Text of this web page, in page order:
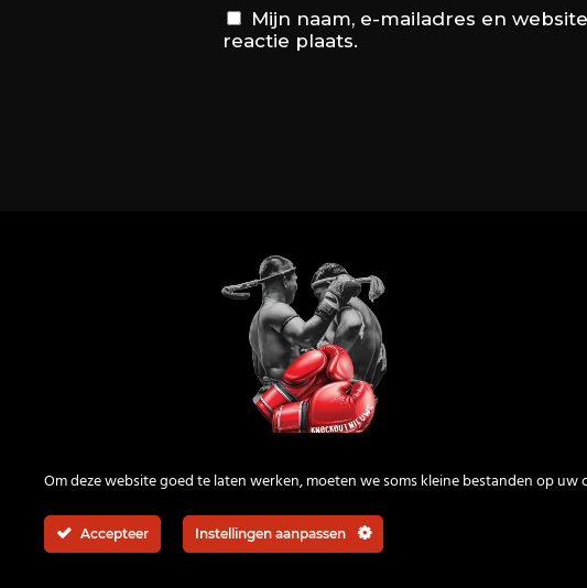
Mijn naam, e-mailadres en
reactie plaats.
KnockOutNieuws
© 2026 | All rights reserved
Om deze website goed te laten werken, moeten we soms kleine bestanden op
Accepteer Instellingen aanpassen